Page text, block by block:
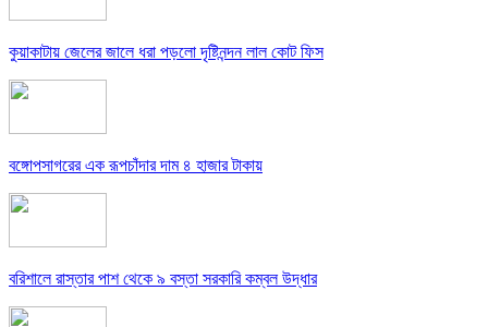
কুয়াকাটায় জেলের জালে ধরা পড়লো দৃষ্টিনন্দন লাল কোট ফিস
বঙ্গোপসাগরের এক রূপচাঁদার দাম ৪ হাজার টাকায়
বরিশালে রাস্তার পাশ থেকে ৯ বস্তা সরকারি কম্বল উদ্ধার